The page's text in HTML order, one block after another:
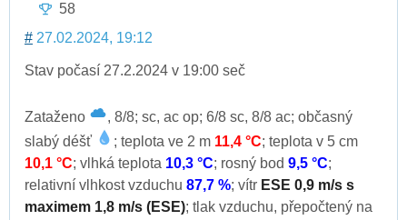
58
# 27.02.2024, 19:12
Stav počasí 27.2.2024 v 19:00 seč
Zataženo
, 8/8; sc, ac op; 6/8 sc, 8/8 ac; občasný
slabý déšť
; teplota ve 2 m 11,4 °C; teplota v 5 cm
10,1 °C; vlhká teplota 10,3 °C; rosný bod 9,5 °C;
relativní vlhkost vzduchu 87,7 %; vítr ESE 0,9 m/s s
maximem 1,8 m/s (ESE); tlak vzduchu, přepočtený na